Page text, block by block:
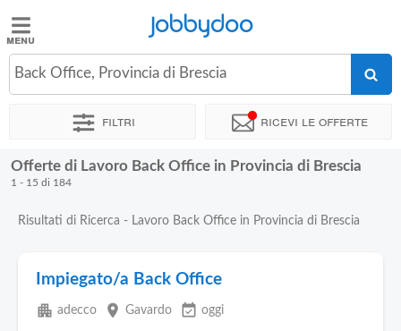
Jobbydoo
Offerte
Stipendi
Blog
Jobbydoo
Back Office, Provincia di Brescia
Filtri Ricevi le offerte
Offerte di Lavoro Back Office in Provincia di Brescia
1 - 15 di 184
Risultati di Ricerca - Lavoro Back Office in Provincia di Brescia
Impiegato/a Back Office
apartment adecco place Gavardo event_available oggi